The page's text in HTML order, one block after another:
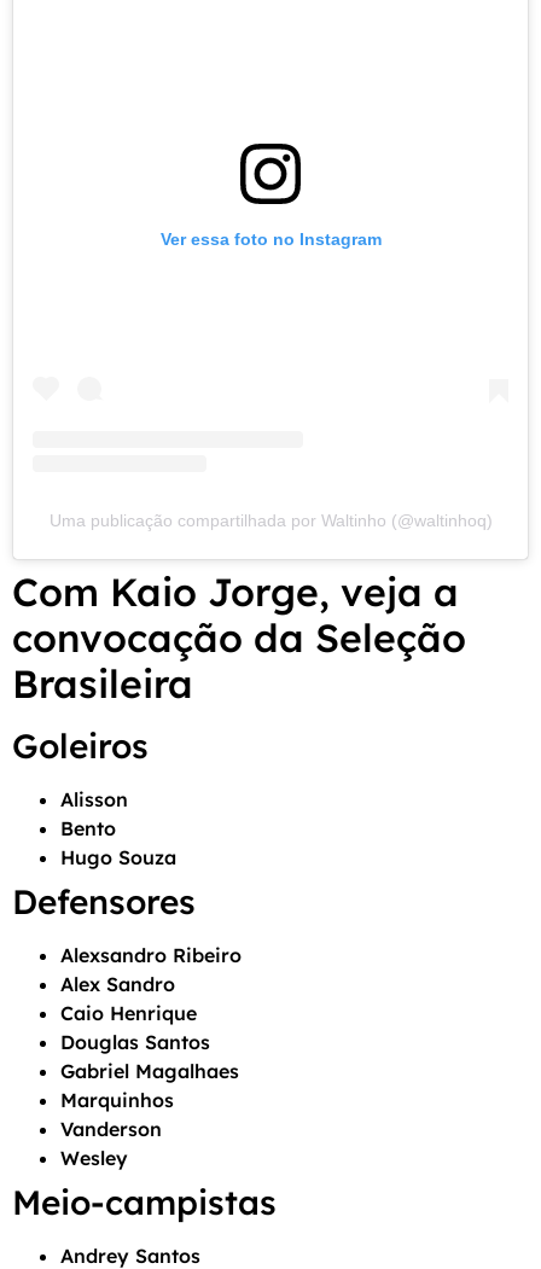
Ver essa foto no Instagram
Uma publicação compartilhada por Waltinho (@waltinhoq)
Com Kaio Jorge, veja a
convocação da Seleção
Brasileira
Goleiros
Alisson
Bento
Hugo Souza
Defensores
Alexsandro Ribeiro
Alex Sandro
Caio Henrique
Douglas Santos
Gabriel Magalhaes
Marquinhos
Vanderson
Wesley
Meio-campistas
Andrey Santos